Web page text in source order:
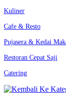
Kuliner
Cafe & Resto
Pujasera & Kedai
Restoran Cepat Saji
Catering